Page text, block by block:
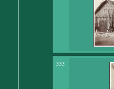
333